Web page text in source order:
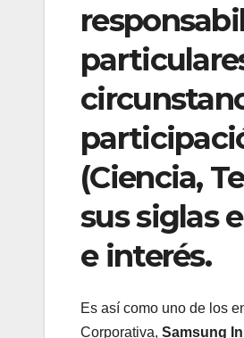
(Ciencia,
sus siglas
e interés.
Es así como uno de los
Corporativa, Samsung